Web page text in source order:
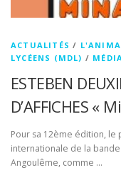
ACTUALITÉS /
LYCÉENS (MDL) /
ESTEBEN
D’AFFICHES «
Pour sa 12ème édition, le
internationale de la
Angoulême, comme …